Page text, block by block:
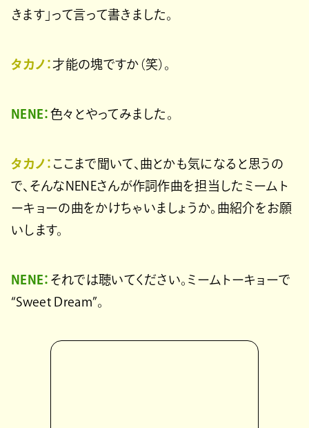
きます」って言って書きました。
タカノ： 才能の塊ですか（笑）。
NENE： 色々とやってみました。
タカノ： ここまで聞いて、曲とかも気になると思うの
で、そんなNENEさんが作詞作曲を担当したミームト
ーキョーの曲をかけちゃいましょうか。曲紹介をお願
いします。
NENE： それでは聴いてください。ミームトーキョーで
“Sweet Dream”。